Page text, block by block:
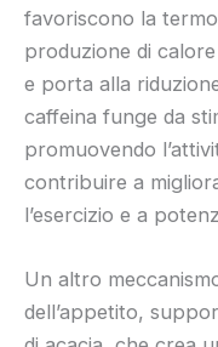
favoriscono la
produzione di
e porta alla
caffeina funge da
promuovendo
contribuire a
l’esercizio e a
Un altro
dell’appetito,